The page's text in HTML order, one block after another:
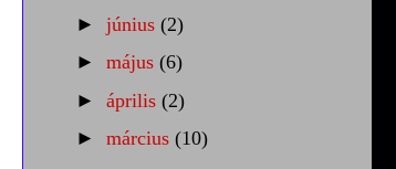
► június (2)
► május (6)
► április (2)
► március (10)